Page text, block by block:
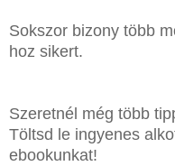
Sokszor bizony több
hoz sikert.
Szeretnél még több
Töltsd le ingyenes
ebookunkat!